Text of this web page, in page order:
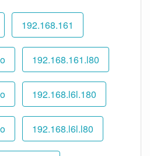
192.168.161
192.168.161.l80
192.168.l6l.180
192.168.l6l.l80